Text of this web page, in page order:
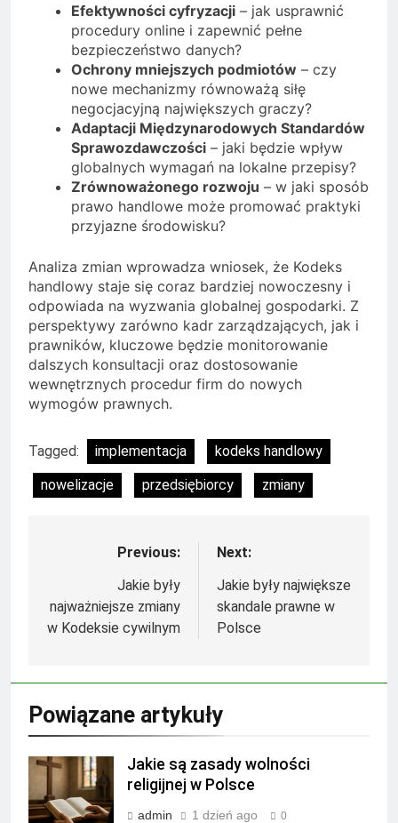
Efektywności cyfryzacji – jak usprawnić
procedury online i zapewnić pełne
bezpieczeństwo danych?
Ochrony mniejszych podmiotów – czy
nowe mechanizmy równoważą siłę
negocjacyjną największych graczy?
Adaptacji Międzynarodowych Standardów
Sprawozdawczości – jaki będzie wpływ
globalnych wymagań na lokalne przepisy?
Zrównoważonego rozwoju – w jaki sposób
prawo handlowe może promować praktyki
przyjazne środowisku?
Analiza zmian wprowadza wniosek, że Kodeks
handlowy staje się coraz bardziej nowoczesny i
odpowiada na wyzwania globalnej gospodarki. Z
perspektywy zarówno kadr zarządzających, jak i
prawników, kluczowe będzie monitorowanie
dalszych konsultacji oraz dostosowanie
wewnętrznych procedur firm do nowych
wymogów prawnych.
Tagged: implementacja
kodeks handlowy
nowelizacje
przedsiębiorcy zmiany
NawigacjaPrevious:
Jakie były
najważniejsze zmiany
w Kodeksie cywilnym
Next:
Jakie były największe
skandale prawne w
Polsce
Powiązane artykuły
Jakie są zasady wolności
religijnej w Polsce
admin 1 dzień ago 0